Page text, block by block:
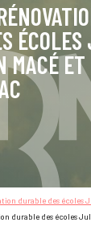
MACÉ ET
durable des écoles
durable des écoles